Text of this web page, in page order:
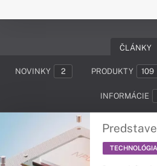
ČLÁNKY
NOVINKY 2 PRODUKTY 109
INFORMÁCIE
TECHNOLÓGIA